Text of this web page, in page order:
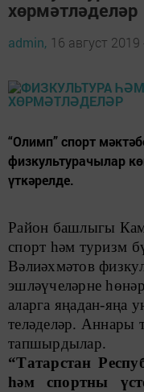
хөрмәтләделәр
admin, 16 август 2019
​​​​​​​“Олимп” спорт
физкультурачылар
үткәрелде.
Район башлыгы
спорт һәм туризм
Вәлиәхмәтов
эшләүчеләрне
аларга яңадан-яңа
теләделәр. Аннары
тапшырдылар.
“Татарстан
һәм спортны